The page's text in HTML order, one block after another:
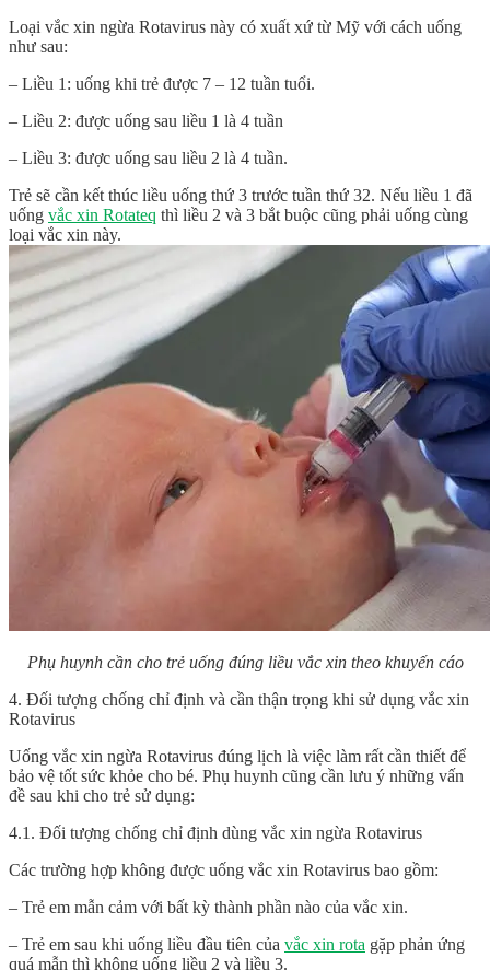
Loại vắc xin ngừa Rotavirus này có xuất xứ từ Mỹ với cách uống
như sau:
– Liều 1: uống khi trẻ được 7 – 12 tuần tuổi.
– Liều 2: được uống sau liều 1 là 4 tuần
– Liều 3: được uống sau liều 2 là 4 tuần.
Trẻ sẽ cần kết thúc liều uống thứ 3 trước tuần thứ 32. Nếu liều 1 đã
uống vắc xin Rotateq thì liều 2 và 3 bắt buộc cũng phải uống cùng
loại vắc xin này.
Phụ huynh cần cho trẻ uống đúng liều vắc xin theo khuyến cáo
4. Đối tượng chống chỉ định và cần thận trọng khi sử dụng vắc xin
Rotavirus
Uống vắc xin ngừa Rotavirus đúng lịch là việc làm rất cần thiết để
bảo vệ tốt sức khỏe cho bé. Phụ huynh cũng cần lưu ý những vấn
đề sau khi cho trẻ sử dụng:
4.1. Đối tượng chống chỉ định dùng vắc xin ngừa Rotavirus
Các trường hợp không được uống vắc xin Rotavirus bao gồm:
– Trẻ em mẫn cảm với bất kỳ thành phần nào của vắc xin.
– Trẻ em sau khi uống liều đầu tiên của vắc xin rota gặp phản ứng
quá mẫn thì không uống liều 2 và liều 3.